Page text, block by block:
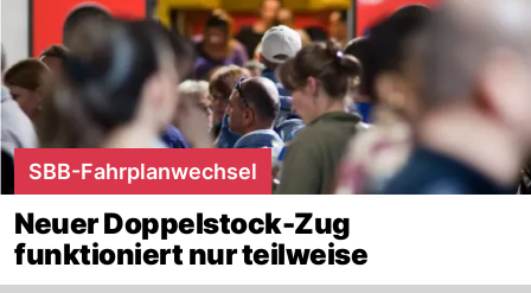
SBB-Fahrplanwechsel
Neuer Doppelstock-Zug
funktioniert nur teilweise